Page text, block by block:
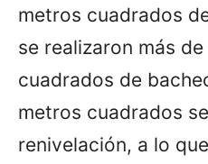
metros cuadrados
se realizaron más
cuadrados de
metros cuadrados
renivelación, a lo